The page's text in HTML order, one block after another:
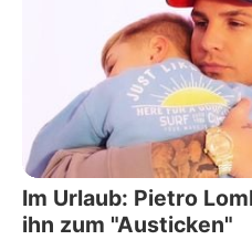
Im Urlaub: Pietro
ihn zum "Austicken"